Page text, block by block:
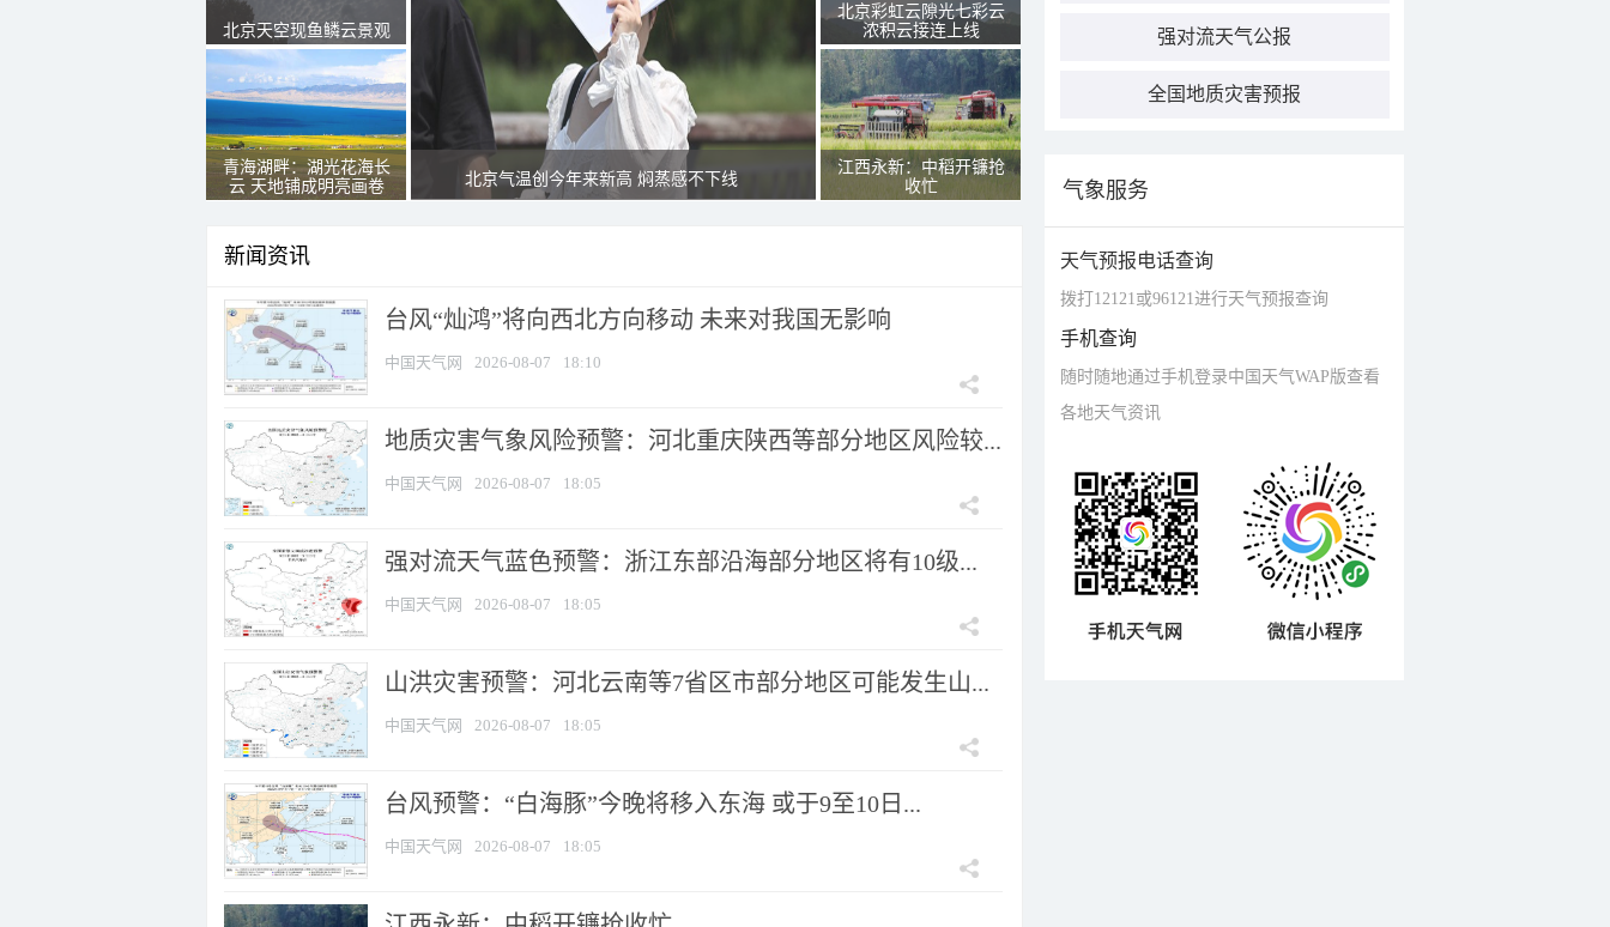
北京天空现鱼鳞云景观
青海湖畔：湖光花海长
云 天地铺成明亮画卷
北京气温创今年来新高 焖蒸感不下线
北京彩虹云隙光七彩云
浓积云接连上线
江西永新：中稻开镰抢
收忙
新闻资讯
台风“灿鸿”将向西北方向移动 未来对我国无影响
中国天气网 2026-08-07 18:10
地质灾害气象风险预警：河北重庆陕西等部分地区风险较...
中国天气网 2026-08-07 18:05
强对流天气蓝色预警：浙江东部沿海部分地区将有10级...
中国天气网 2026-08-07 18:05
山洪灾害预警：河北云南等7省区市部分地区可能发生山...
中国天气网 2026-08-07 18:05
台风预警：“白海豚”今晚将移入东海 或于9至10日...
中国天气网 2026-08-07 18:05
强对流天气公报
全国地质灾害预报
气象服务
天气预报电话查询
拨打12121或96121进行天气预报查询
手机查询
随时随地通过手机登录中国天气WAP版查看
各地天气资讯